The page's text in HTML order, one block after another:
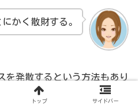
にかく散財する。
発散するという方法もあり
トップ サイドバー